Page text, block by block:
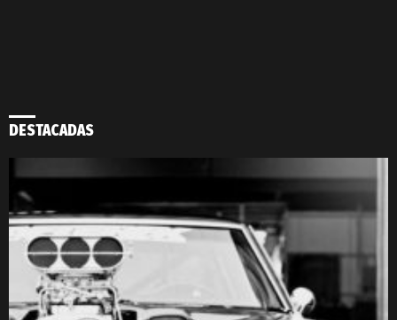
DESTACADAS